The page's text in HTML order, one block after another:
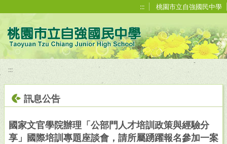
::: 桃園市立自強國民中學
:::
訊息公告
國家文官學院辦理「公部門人才培訓政策與經驗分
享」國際培訓專題座談會，請所屬踴躍報名參加一案